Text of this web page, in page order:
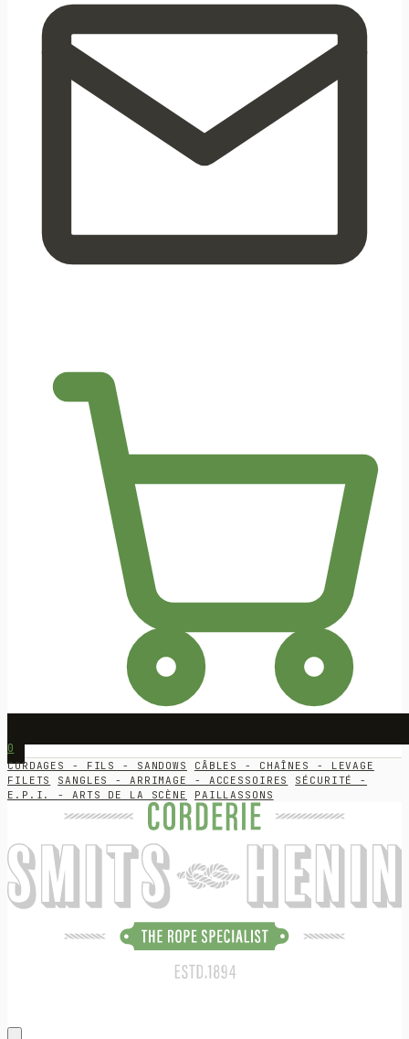
0
CORDAGES - FILS - SANDOWS
CÂBLES - CHAÎNES - LEVAGE
FILETS
SANGLES - ARRIMAGE - ACCESSOIRES
SÉCURITÉ -
E.P.I. - ARTS DE LA SCÈNE
PAILLASSONS